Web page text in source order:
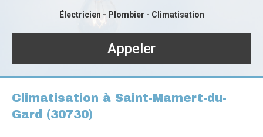
Électricien - Plombier - Climatisation
Appeler
Climatisation à Saint-Mamert-du-
Gard (30730)